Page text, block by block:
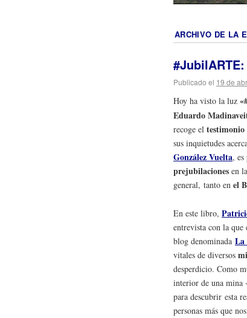
ARCHIVO DE LA
Publicado el 19 de
Hoy ha visto la luz
Eduardo
recoge el testimonio
sus inquietudes
González Vuelta,
prejubilaciones en
general, tanto en el
En este libro,
entrevista con la que
blog denominada La
vitales de diversos
desperdicio. Como
interior de una mina
para descubrir esta
personas más que